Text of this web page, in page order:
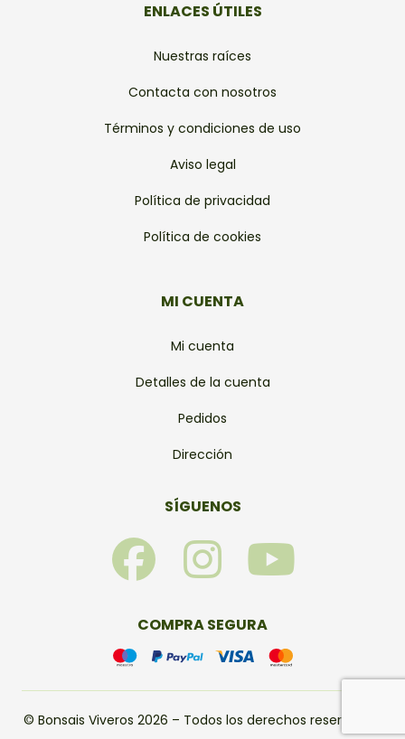
ENLACES ÚTILES
Nuestras raíces
Contacta con nosotros
Términos y condiciones de uso
Aviso legal
Política de privacidad
Política de cookies
MI CUENTA
Mi cuenta
Detalles de la cuenta
Pedidos
Dirección
SÍGUENOS
F
a
c
e
I
n
s
t
Y
u
t
COMPRA SEGURA
© Bonsais Viveros 2026 – Todos los derechos reservados.